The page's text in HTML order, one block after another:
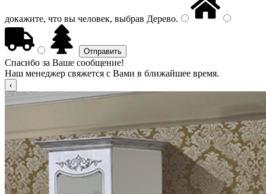
докажите, что вы человек, выбрав Дерево.
Спасибо за Ваше сообщение!
Наш менеджер свяжется с Вами в ближайшее время.